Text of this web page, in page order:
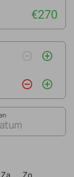
€270
remove_circle_outline add_circle_outline
remove_circle_outline add_circle_outline